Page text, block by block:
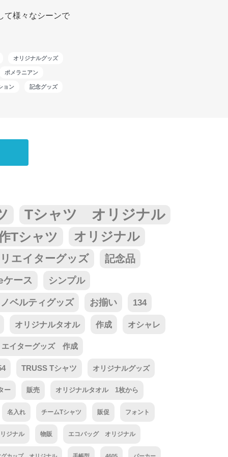
て様々なシーンで
オリジナルグッズ
ポメラニアン
ョン 記念グッズ
Tシャツ オリジナル
Tシャツ オリジナル
エイターグッズ 記念品
ース シンプル
ノベルティグッズ お揃い 134
オリジナルタオル 作成 オシャレ
エイターグッズ 作成
TRUSS Tシャツ オリジナルグッズ
ー 販売 オリジナルタオル 1枚から
名入れ チームTシャツ 販促 フォント
ジナル 物販 エコバッグ オリジナル